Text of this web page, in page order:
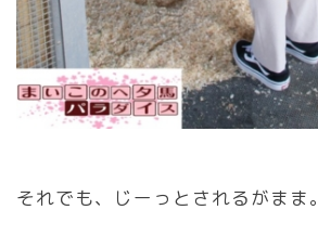
それでも、じーっとされるがまま。